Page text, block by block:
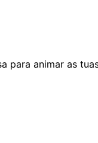
para animar as